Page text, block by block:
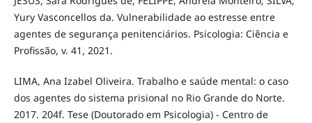
Yury Vasconcellos da. Vulnerabilidade ao estresse entre
agentes de segurança penitenciários. Psicologia: Ciência e
Profissão, v. 41, 2021.
LIMA, Ana Izabel Oliveira. Trabalho e saúde mental: o caso
dos agentes do sistema prisional no Rio Grande do Norte.
2017. 204f. Tese (Doutorado em Psicologia) - Centro de